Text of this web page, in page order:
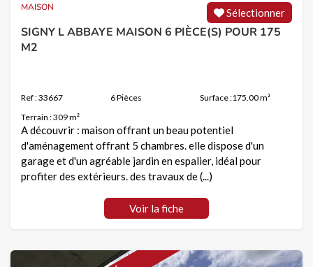
Sélectionner
MAISON
SIGNY L ABBAYE MAISON 6 PIÈCE(S) POUR 175
M2
Ref : 33667 6 Pièces
Surface :175.00 m²
Terrain : 309 m²
A découvrir : maison offrant un beau potentiel
d'aménagement offrant 5 chambres. elle dispose d'un
garage et d'un agréable jardin en espalier, idéal pour
profiter des extérieurs. des travaux de (...)
Voir la fiche